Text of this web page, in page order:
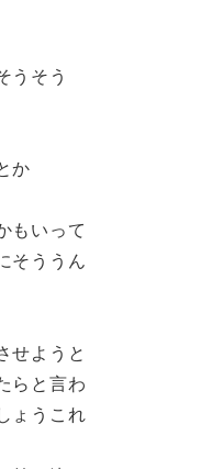
うそう
か
もいって
そううん
せようと
らと言わ
ょうこれ